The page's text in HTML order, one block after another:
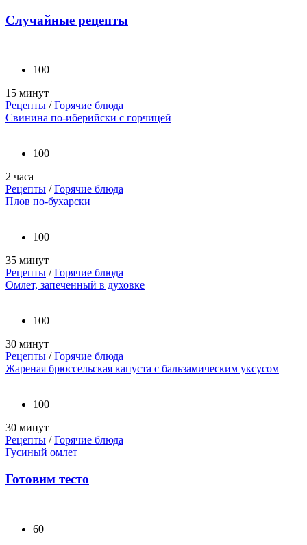
Случайные рецепты
100
15 минут
Рецепты /Горячие блюда
Свинина по-иберийски с горчицей
100
2 часа
Рецепты /Горячие блюда
Плов по-бухарски
100
35 минут
Рецепты /Горячие блюда
Омлет, запеченный в духовке
100
30 минут
Рецепты /Горячие блюда
Жареная брюссельская капуста с бальзамическим уксусом
100
30 минут
Рецепты /Горячие блюда
Гусиный омлет
Готовим тесто
60